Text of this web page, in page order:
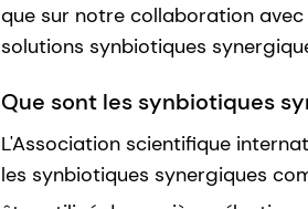
que sur notre collaboration
solutions synbiotiques
Que sont les synbiotiques
L'Association scientifique
les synbiotiques synergiques